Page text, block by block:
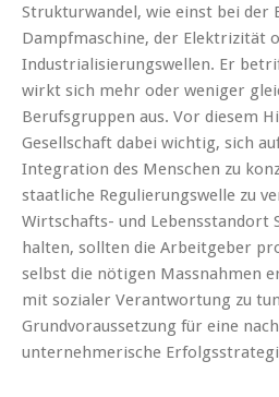
Strukturwandel, wie einst bei der
Dampfmaschine, der Elektrizität
Industrialisierungswellen. Er
wirkt sich mehr oder weniger
Berufsgruppen aus. Vor diesem
Gesellschaft dabei wichtig, sich
Integration des Menschen zu
staatliche Regulierungswelle zu
Wirtschafts- und Lebensstandort
halten, sollten die Arbeitgeber
selbst die nötigen Massnahmen
mit sozialer Verantwortung zu
Grundvoraussetzung für eine
unternehmerische